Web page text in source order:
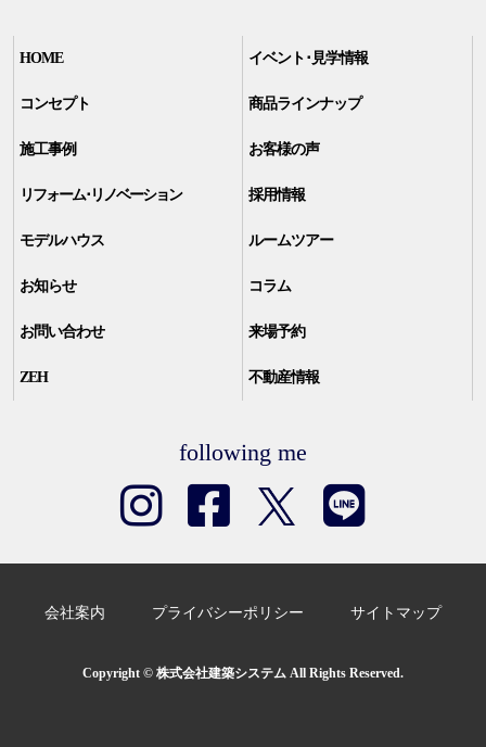
HOME イベント･見学情報
コンセプト 商品ラインナップ
施工事例 お客様の声
リフォーム･リノベーション 採用情報
モデルハウス ルームツアー
お知らせ コラム
お問い合わせ 来場予約
ZEH 不動産情報
following me
会社案内 プライバシーポリシー サイトマップ
Copyright © 株式会社建築システム All Rights Reserved.